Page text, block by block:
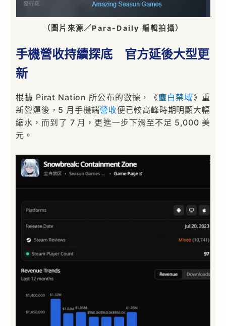
（圖片來源／Para-Daily 編輯拍攝）
手機營收持續探底 官方延後大型更
新
根據 Pirat Nation 所公布的數據，《塵白禁域》重
新營運後，5 月手機端營收便已較高峰時期明顯大幅
縮水，而到了 7 月，更進一步下滑至不足 5,000 美
元。